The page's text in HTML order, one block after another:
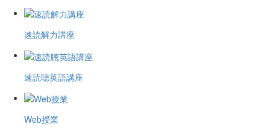
速読解力講座
速読聴英語講座
Web授業